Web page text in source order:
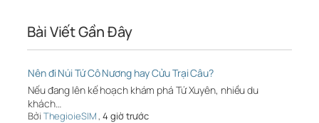
Bài Viết Gần Đây
Nên đi Núi Tứ Cô Nương hay Cửu Trại Câu?
Nếu đang lên kế hoạch khám phá Tứ Xuyên, nhiều du
khách…
Bởi ThegioieSIM,4 giờ trước